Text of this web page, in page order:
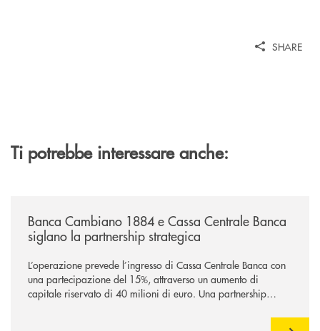
SHARE
Ti potrebbe interessare anche:
Banca Cambiano 1884 e Cassa Centrale Banca
siglano la partnership strategica
L’operazione prevede l’ingresso di Cassa Centrale Banca con
una partecipazione del 15%, attraverso un aumento di
capitale riservato di 40 milioni di euro. Una partnership
comuni e sulla prossimità ai territori, per ampliare l’offerta e